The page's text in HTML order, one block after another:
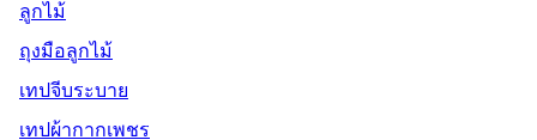
ลูกไม้
ถุงมือลูกไม้
เทปจีบระบาย
เทปผ้ากากเพชร